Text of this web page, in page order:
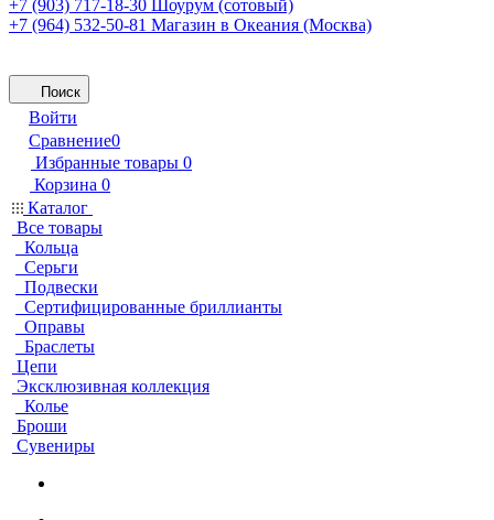
+7 (903) 717-18-30
Шоурум (сотовый)
+7 (964) 532-50-81 Магазин в Океания (Москва)
Поиск
Войти
Сравнение0
Избранные товары 0
Корзина 0
Каталог
Все товары
Кольца
Серьги
Подвески
Сертифицированные бриллианты
Оправы
Браслеты
Цепи
Эксклюзивная коллекция
Колье
Броши
Сувениры